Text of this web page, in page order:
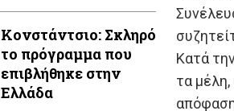
Κονστάντσιο: Σκληρό
το πρόγραμμα που
επιβλήθηκε στην
Ελλάδα
Κατά
τα